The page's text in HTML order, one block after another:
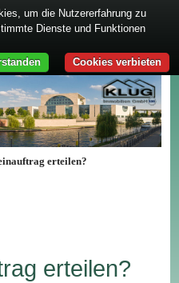
erteilen?
erteilen?
um die Nutzererfahrung zu
Dienste und Funktionen
Cookies verbieten